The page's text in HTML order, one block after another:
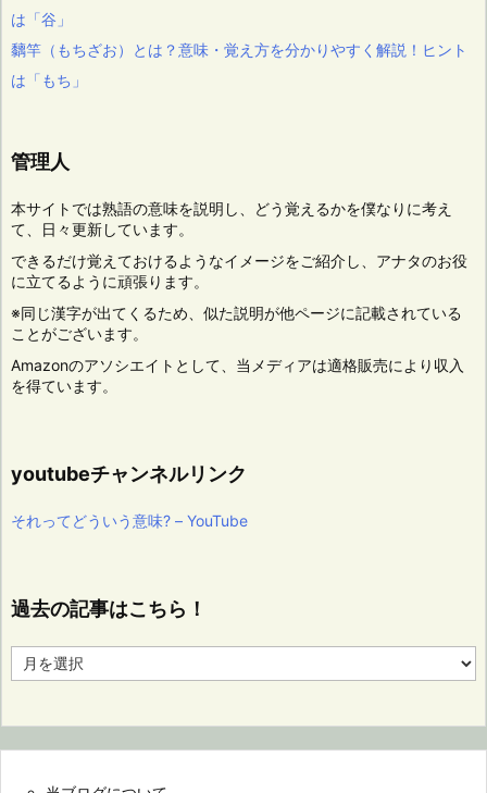
は「谷」
黐竿（もちざお）とは？意味・覚え方を分かりやすく解説！ヒント
は「もち」
管理人
本サイトでは熟語の意味を説明し、どう覚えるかを僕なりに考え
て、日々更新しています。
できるだけ覚えておけるようなイメージをご紹介し、アナタのお役
に立てるように頑張ります。
※同じ漢字が出てくるため、似た説明が他ページに記載されている
ことがございます。
Amazonのアソシエイトとして、当メディアは適格販売により収入
を得ています。
youtubeチャンネルリンク
それってどういう意味? – YouTube
過去の記事はこちら！
去